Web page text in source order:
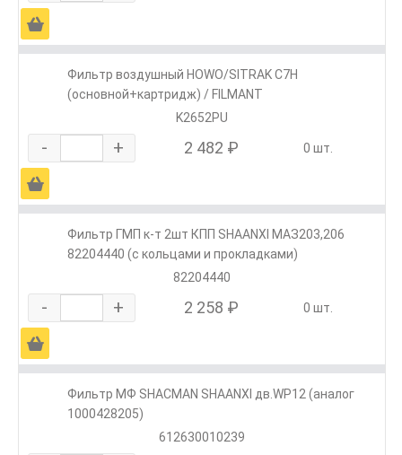
Ä
Фильтр воздушный HOWO/SITRAK C7H
(основной+картридж) / FILMANT
K2652PU
- + 2 482 ₽ 0 шт.
Ä
Фильтр ГМП к-т 2шт КПП SHAANXI МАЗ203,206
82204440 (с кольцами и прокладками)
82204440
- + 2 258 ₽ 0 шт.
Ä
Фильтр МФ SHACMAN SHAANXI дв.WP12 (аналог
1000428205)
612630010239